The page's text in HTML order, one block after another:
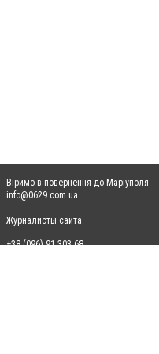
Віримо в повернення до Маріуполя
info@0629.com.ua
Журналисты сайта
+38 (096) 91 303 68